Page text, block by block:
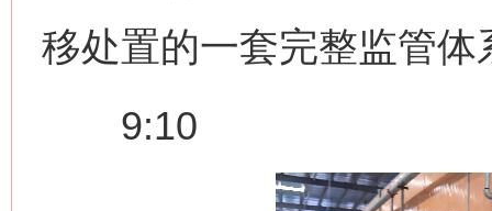
移处置的一套完整监管体
9:10